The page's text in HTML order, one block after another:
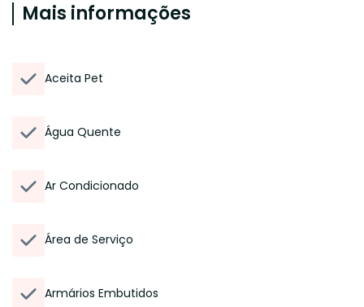
Mais informações
Aceita Pet
Água Quente
Ar Condicionado
Área de Serviço
Armários Embutidos